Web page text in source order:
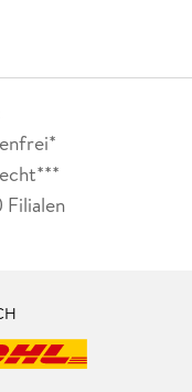
Filialen